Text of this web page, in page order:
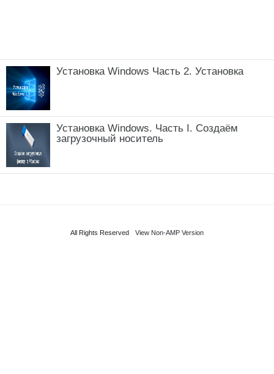
Установка Windows Часть 2. Установка
Установка Windows. Часть I. Создаём
загрузочный носитель
All Rights Reserved View Non-AMP Version